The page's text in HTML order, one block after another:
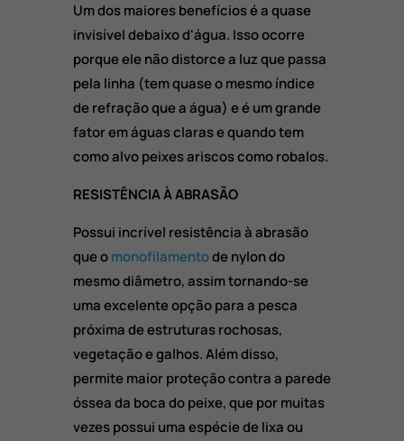
Um dos maiores benefícios é a quase
invisível debaixo d'água. Isso ocorre
porque ele não distorce a luz que passa
pela linha (tem quase o mesmo índice
de refração que a água) e é um grande
fator em águas claras e quando tem
como alvo peixes ariscos como robalos.
RESISTÊNCIA À ABRASÃO
Possui incrível resistência à abrasão
que omonofilamentode nylon do
mesmo diâmetro, assim tornando-se
uma excelente opção para a pesca
próxima de estruturas rochosas,
vegetação e galhos. Além disso,
permite maior proteção contra a parede
óssea da boca do peixe, que por muitas
vezes possui uma espécie de lixa ou